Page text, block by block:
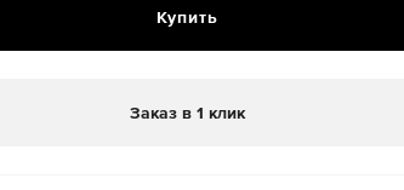
Купить
Заказ в 1 клик